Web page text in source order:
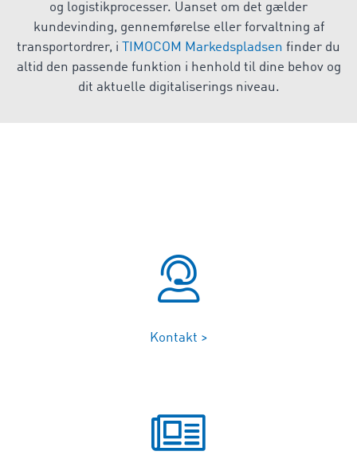
og logistikprocesser. Uanset om det gælder
kundevinding, gennemførelse eller forvaltning af
transportordrer, i
TIMOCOM Markedspladsen finder du
altid den passende funktion i henhold til dine behov og
dit aktuelle digitaliserings niveau.
Kontakt >